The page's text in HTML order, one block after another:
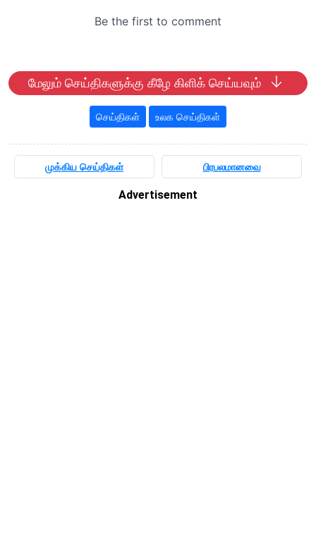
மேலும் செய்திகளுக்கு கீழே கிளிக் செய்யவும்
செய்திகள் உலக செய்திகள்
முக்கிய செய்திகள் பிரபலமானவை
Advertisement